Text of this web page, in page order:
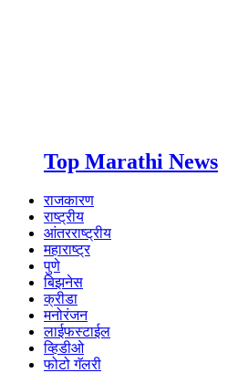
Top Marathi News
राजकारण
राष्ट्रीय
आंतरराष्ट्रीय
महाराष्ट्र
पुणे
बिझनेस
क्रीडा
मनोरंजन
लाईफस्टाईल
व्हिडीओ
फोटो गॅलरी